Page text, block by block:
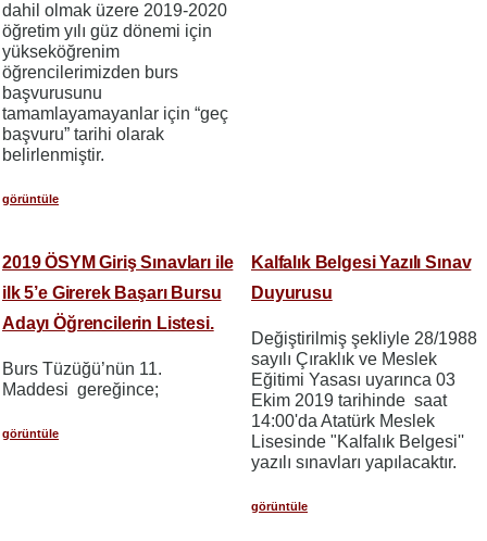
dahil olmak üzere 2019-2020
öğretim yılı güz dönemi için
yükseköğrenim
öğrencilerimizden burs
başvurusunu
tamamlayamayanlar için “geç
başvuru” tarihi olarak
belirlenmiştir.
görüntüle
2019 ÖSYM Giriş Sınavları ile
ilk 5’e Girerek Başarı Bursu
Adayı Öğrencilerin Listesi.
Burs Tüzüğü’nün 11.
Maddesi gereğince;
görüntüle
Kalfalık Belgesi Yazılı Sınav
Duyurusu
Değiştirilmiş şekliyle 28/1988
sayılı Çıraklık ve Meslek
Eğitimi Yasası uyarınca 03
Ekim 2019 tarihinde saat
14:00'da Atatürk Meslek
Lisesinde "Kalfalık Belgesi''
yazılı sınavları yapılacaktır.
görüntüle